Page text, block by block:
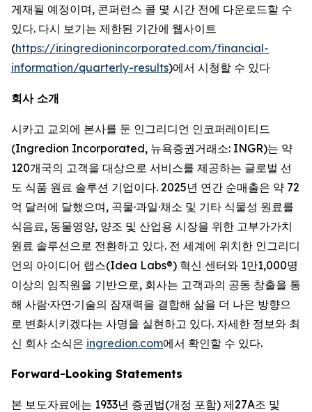
게재될 예정이며, 콘퍼런스 콜 몇 시간 전에 다운로드할 수
있다. 다시 보기는 제한된 기간에 웹사이트
(https://ir.ingredionincorporated.com/financial-
information/quarterly-results)에서 시청할 수 있다
회사 소개
시카고 교외에 본사를 둔 인그리디언 인코퍼레이티드
(Ingredion Incorporated, 뉴욕증권거래소: INGR)는 약
120개국의 고객을 대상으로 서비스를 제공하는 글로벌 선
도 식품 원료 솔루션 기업이다. 2025년 연간 순매출은 약 72
억 달러에 달했으며, 곡물·과일·채소 및 기타 식물성 원료를
식음료, 동물영양, 양조 및 산업용 시장을 위한 고부가가치
원료 솔루션으로 전환하고 있다. 전 세계에 위치한 인그리디
언의 아이디어 랩스(Idea Labs®) 혁신 센터와 1만1,000명
이상의 임직원을 기반으로, 회사는 고객과의 공동 창출을 통
해 사람·자연·기술의 잠재력을 결합해 삶을 더 나은 방향으
로 변화시키겠다는 사명을 실현하고 있다. 자세한 정보와 최
신 회사 소식은 ingredion.com에서 확인할 수 있다.
Forward-Looking Statements
본 보도자료에는 1933년 증권법(개정 포함) 제27A조 및